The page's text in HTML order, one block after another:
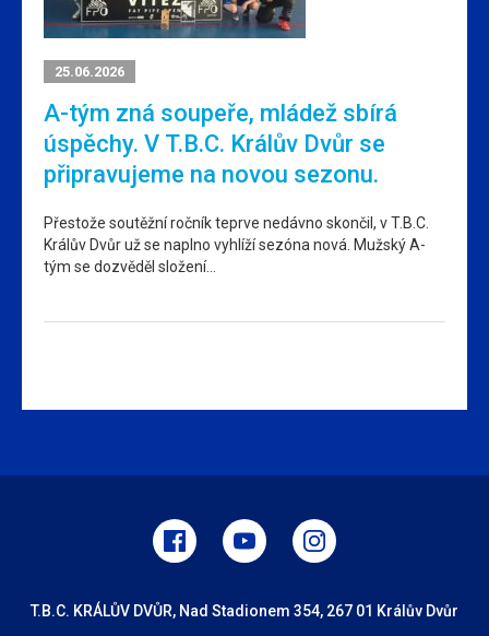
25.06.2026
A-tým zná soupeře, mládež sbírá
úspěchy. V T.B.C. Králův Dvůr se
připravujeme na novou sezonu.
Přestože soutěžní ročník teprve nedávno skončil, v T.B.C.
Králův Dvůr už se naplno vyhlíží sezóna nová. Mužský A-
tým se dozvěděl složení…
T.B.C. KRÁLŮV DVŮR, Nad Stadionem 354, 267 01 Králův Dvůr